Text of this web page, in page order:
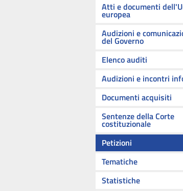
Atti e documenti
europea
Audizioni e
del Governo
Elenco auditi
Audizioni e incontri
Documenti acquisiti
Sentenze della Corte
costituzionale
Petizioni
Tematiche
Statistiche